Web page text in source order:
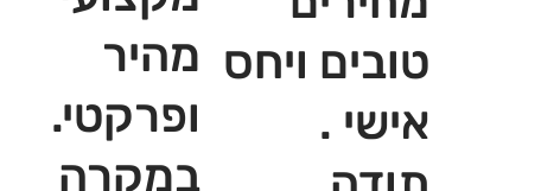
מהיר
ופרקטי.
במקרה
טובים ויחס
אישי .